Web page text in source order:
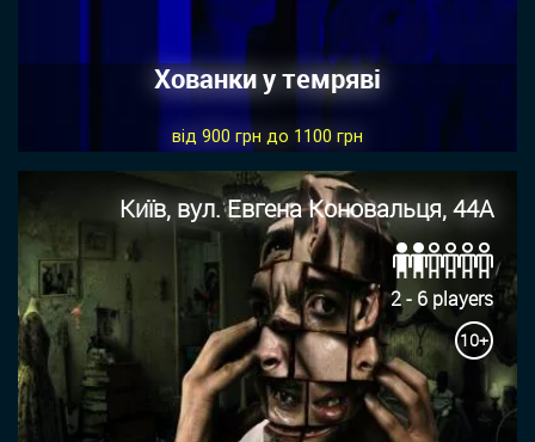
Хованки у темряві
від 900 грн до 1100 грн
Київ, вул. Евгена Коновальця, 44А
2 - 6 players
10+